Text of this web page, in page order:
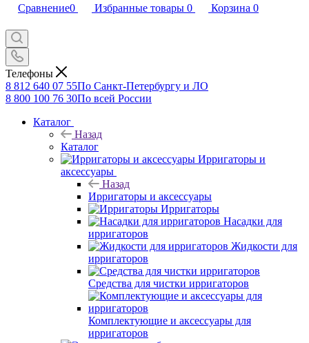
Сравнение0 Избранные товары 0 Корзина 0
Телефоны
8 812 640 07 55По Санкт-Петербургу и ЛО
8 800 100 76 30По всей России
Каталог
Назад
Каталог
Ирригаторы и
аксессуары
Назад
Ирригаторы и аксессуары
Ирригаторы
Насадки для
ирригаторов
Жидкости для
ирригаторов
Средства для чистки ирригаторов
Комплектующие и аксессуары для
ирригаторов